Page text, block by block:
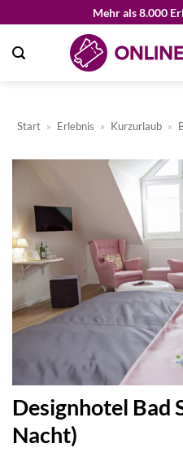
springen
Mehr als 8.000
Start » Erlebnis » Kurzurlaub »
Designhotel Bad
Nacht)